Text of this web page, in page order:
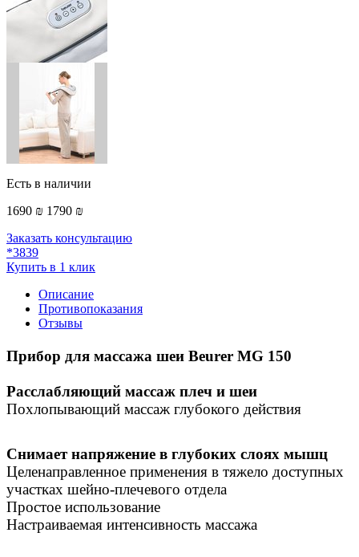
Есть в наличии
1690 ₪ 1790 ₪
Заказать консультацию
*3839
Купить в 1 клик
Описание
Противопоказания
Отзывы
Прибор для массажа шеи Beurer MG 150
Расслабляющий массаж плеч и шеи
Похлопывающий массаж глубокого действия
Снимает напряжение в глубоких слоях мышц
Целенаправленное применения в тяжело доступных
участках шейно-плечевого отдела
Простое использование
Настраиваемая интенсивность массажа